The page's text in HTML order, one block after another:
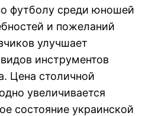
футболу среди юношей
и пожеланий
улучшает
инструментов
Цена столичной
увеличивается
состояние украинской